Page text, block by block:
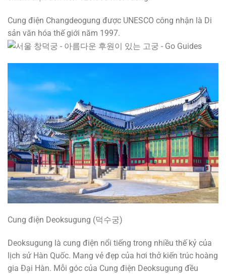
Cung điện Changdeogung được UNESCO công nhận là Di
sản văn hóa thế giới năm 1997.
Cung điện Deoksugung (덕수궁)
Deoksugung là cung điện nổi tiếng trong nhiều thế kỷ của
lịch sử Hàn Quốc. Mang vẻ đẹp của hơi thở kiến trúc hoàng
gia Đại Hàn. Mỗi góc của Cung điện Deoksugung đều